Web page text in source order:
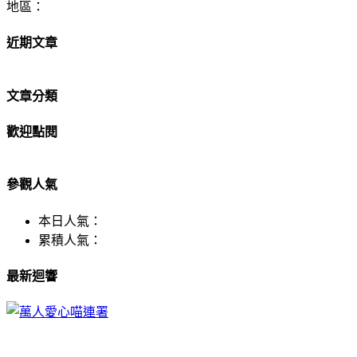
地區：
近期文章
文章分類
歡迎點閱
參觀人氣
本日人氣：
累積人氣：
最新迴響